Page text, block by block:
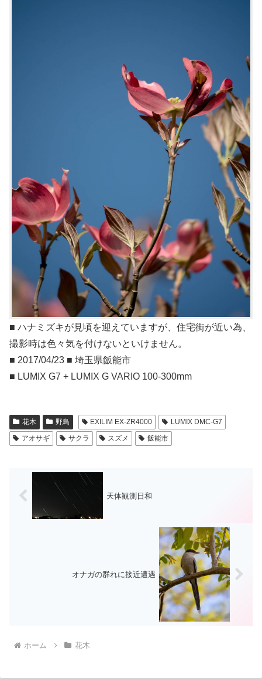
■ ハナミズキが見頃を迎えていますが、住宅街が近い為、
撮影時は色々気を付けないといけません。
■ 2017/04/23 ■ 埼玉県飯能市
■ LUMIX G7 + LUMIX G VARIO 100-300mm
花木 野鳥 EXILIM EX-ZR4000
LUMIX DMC-G7
アオサギ
サクラ スズメ 飯能市
天体観測日和
オナガの群れに接近遭遇
ホーム 花木